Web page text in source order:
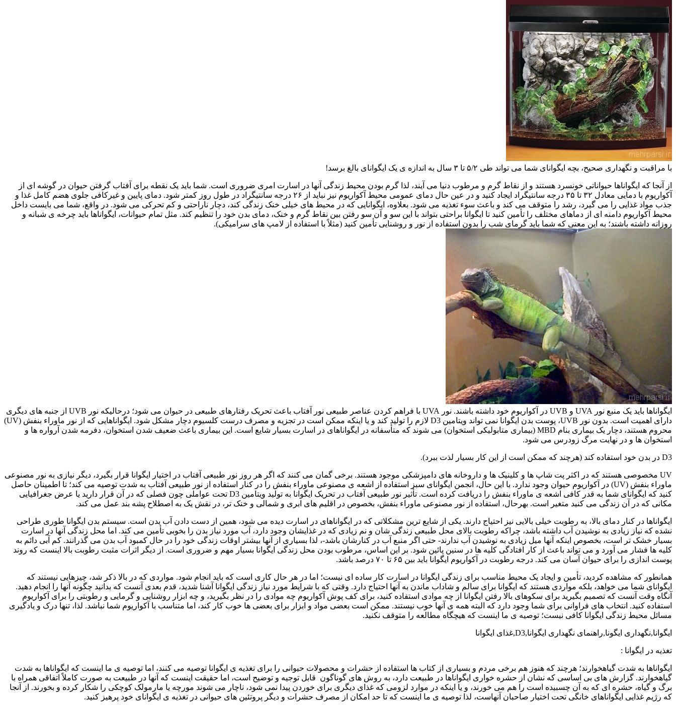
با مراقبت و نگهداری صحیح، بچه ایگوانای شما می تواند طی ۵/۲ تا ۳ سال به اندازه ی یک ایگوانای بالغ برسد!
از آنجا که ایگواناها حیواناتی خونسرد هستند و از نقاط گرم و مرطوب دنیا می آیند، لذا گرم بودن محیط زندگی آنها در اسارت امری ضروری است. شما باید یک نقطه برای آفتاب گرفتن حیوان در گوشه ای از
آکواریوم با دمایی معادل ۳۲ تا ۳۵ درجه سانتیگراد ایجاد کنید و در عین حال دمای عمومی محیط آکواریوم نیز نباید از ۲۶ درجه سانتیگراد در طول روز کمتر شود. دمای پایین و غیرکافی جلوی هضم کامل غذا و
جذب مواد غذایی را می گیرد، رشد را متوقف می کند و باعث سوء تغذیه می شود. بعلاوه، ایگوانایی که در محیط های خیلی خنک زندگی کند، دچار ناراحتی و کم تحرکی می شود. در واقع، شما می بایست داخل
محیط آکواریوم دامنه ای از دماهای مختلف را تأمین کنید تا ایگوانا براحتی بتواند با این سو و آن سو رفتن بین نقاط گرم و خنک، دمای بدن خود را تنظیم کند. مثل تمام حیوانات، ایگواناها باید چرخه ی شبانه و
روزانه داشته باشند؛ به این معنی که شما باید گرمای شب را بدون استفاده از نور و روشنایی تأمین کنید (مثلاً با استفاده از لامپ های سرامیکی).
ایگواناها باید یک منبع نور UVA و UVB در آکواریوم خود داشته باشند. نور UVA با فراهم کردن عناصر طبیعی نور آفتاب باعث تحریک رفتارهای طبیعی در حیوان می شود؛ درحالیکه نور UVB از جنبه های دیگری
دارای اهمیت است. بدون نور UVB، پوست بدن ایگوانا نمی تواند ویتامین D3 لازم را تولید کند و یا اینکه ممکن است در تجزیه و مصرف درست کلسیوم دچار مشکل شود. ایگواناهایی که از نور ماوراء بنفش (UV)
محروم هستند، دچار یک بیماری بنام MBD (بیماری متابولیکی استخوان) می شوند که متأسفانه در ایگواناهای در اسارت بسیار شایع است. این بیماری باعث ضعیف شدن استخوان، دفرمه شدن آرواره ها و
استخوان ها و در نهایت مرگ زودرس می شود.
D3 در بدن خود استفاده کند (هرچند که ممکن است از این کار بسیار لذت ببرد).
UV مخصوصی هستند که در اکثر پت شاپ ها و کلینیک ها و داروخانه های دامپزشکی موجود هستند. برخی گمان می کنند که اگر هر روز نور طبیعی آفتاب در اختیار ایگوانا قرار بگیرد، دیگر نیازی به نور مصنوعی
ماوراء بنفش (UV) در آکواریوم حیوان وجود ندارد. با این حال، انجمن ایگوانای سبز استفاده از اشعه ی مصنوعی ماوراء بنفش را در کنار استفاده از نور طبیعی آفتاب به شدت توصیه می کند؛ تا اطمینان حاصل
کنید که ایگوانای شما به قدر کافی اشعه ی ماوراء بنفش را دریافت کرده است. تأثیر نور طبیعی آفتاب در تحریک ایگوانا به تولید ویتامین D3 تحت عواملی چون فصلی که در آن قرار دارید یا عرض جغرافیایی
مکانی که در آن زندگی می کنید متغیر است. بهرحال، استفاده از نور مصنوعی ماوراء بنفش، بخصوص در اقلیم های ابری و شمالی و خنک تر، در نقش یک به اصطلاح پشه بند عمل می کند.
ایگواناها در کنار دمای بالا، به رطوبت خیلی بالایی نیز احتیاج دارند. یکی از شایع ترین مشکلاتی که در ایگواناهای در اسارت دیده می شود، همین از دست دادن آب بدن است. سیستم بدن ایگوانا طوری طراحی
نشده که نیاز زیادی به نوشیدن آب داشته باشد، چراکه رطوبت بالای محل طبیعی زندگی شان و نم زیادی که در غذایشان وجود دارد، آب مورد نیاز بدن را بخوبی تأمین می کند. اما محل زندگی آنها در اسارت
بسیار خشک تر است، بخصوص اینکه آنها میل زیادی به نوشیدن آب ندارند- حتی اگر منبع آب در کنارشان باشد-، لذا بسیاری از آنها بیشتر اوقات زندگی خود را در حال کمبود آب بدن می گذرانند. کم آبی دائم به
کلیه ها فشار می آورد و می تواند باعث از کار افتادگی کلیه ها در سنین پائین شود. بر این اساس، مرطوب بودن محل زندگی ایگوانا بسیار مهم و ضروری است. از دیگر اثرات مثبت رطوبت بالا اینست که روند
پوست اندازی را برای حیوان آسان می کند. درجه رطوبت در آکواریوم ایگوانا باید بین ۶۵ تا ۷۰ درصد باشد.
همانطور که مشاهده کردید، تأمین و ایجاد یک محیط مناسب برای زندگی ایگوانا در اسارت کار ساده ای نیست؛ اما در هر حال کاری است که باید انجام شود. مواردی که در بالا ذکر شد، چیزهایی نیستند که
ایگوانای شما می خواهد، بلکه مواردی هستند که ایگوانا برای سالم و شاداب ماندن به آنها احتیاج دارد. وقتی که با شرایط مورد نیاز زندگی ایگوانا آشنا شدید، قدم بعدی آنست که بدانید چگونه آنها را انجام دهید.
آنگاه وقت آنست که تصمیم بگیرید برای سکوهای بالا رفتن ایگوانا از چه موادی استفاده کنید، برای کف پوش آکواریوم چه موادی را در نظر بگیرید، و چه ابزار روشنایی و گرمایی و رطوبتی را برای آکواریوم
استفاده کنید. انتخاب های فراوانی برای شما وجود دارد که البته همه ی آنها خوب نیستند. ممکن است بعضی مواد و ابزار برای بعضی ها خوب کار کند، اما متناسب با آکواریوم شما نباشد. لذا، تنها درک و یادگیری
مسائل محیط زندگی ایگوانا کافی نیست؛ توصیه ی ما اینست که هیچگاه مطالعه را متوقف نکنید.
ایگوانا,نگهداری ایگونا,راهنمای نگهداری ایگوانا,D3,غذای ایگوانا
تغذیه در ایگوانا :
ایگواناها به شدت گیاهخوارند؛ هرچند که هنوز هم برخی مردم و بسیاری از کتاب ها استفاده از حشرات و محصولات حیوانی را برای تغذیه ی ایگوانا توصیه می کنند، اما توصیه ی ما اینست که ایگواناها به شدت
گیاهخوارند. گزارش های بی اساسی که نشان از حشره خواری ایگواناها در طبیعت دارد، به روش های گوناگون قابل توجیه و توضیح است، اما حقیقت اینست که آنها در طبیعت به صورت کاملاً اتفاقی همراه با
برگ و گیاه، حشره ای که به آن چسبیده است را هم می خورند، و یا اینکه در موارد لزومی که غذای دیگری برای خوردن پیدا نمی شود، ناچار می شوند مورچه یا مارمولک کوچکی را شکار کرده و بخورند. از آنجا
که رژیم غذایی ایگواناهای خانگی تحت اختیار صاحبان آنهاست، لذا توصیه ی ما اینست که تا حد امکان از مصرف حشرات و دیگر پروتئین های حیوانی در تغذیه ی ایگوانای خود پرهیز کنید.